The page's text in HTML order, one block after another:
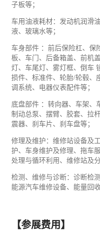
子板等；
车用油液耗材：发动机润滑
液、玻璃水等；
车身部件 ：前后保险杠、保
板、车门、后备箱盖、前机
灯、车尾灯、雾灯框、倒车
损件、标准件、轮胎/轮毂、
调系统、电器仪表配件等；
底盘部件 ：转向器、车架、
制动总泵、摆臂、胶套、拉
震器、刹车片、刹车盘等；
修理及维护：维修站设备及
护、车身维护及修理、拖车
处理与循环利用、维修站及
检测、维修与诊断：诊断检
能源汽车维修设备、能量回
【参展费用】